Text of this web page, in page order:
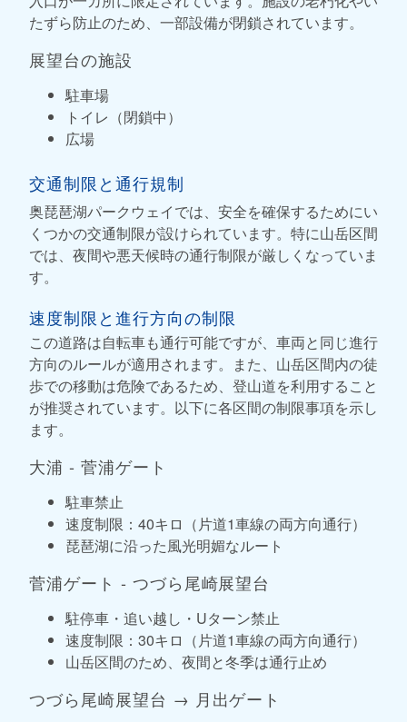
たずら防止のため、一部設備が閉鎖されています。
展望台の施設
駐車場
トイレ（閉鎖中）
広場
交通制限と通行規制
奥琵琶湖パークウェイでは、安全を確保するためにい
くつかの交通制限が設けられています。特に山岳区間
では、夜間や悪天候時の通行制限が厳しくなっていま
す。
速度制限と進行方向の制限
この道路は自転車も通行可能ですが、車両と同じ進行
方向のルールが適用されます。また、山岳区間内の徒
歩での移動は危険であるため、登山道を利用すること
が推奨されています。以下に各区間の制限事項を示し
ます。
大浦 - 菅浦ゲート
駐車禁止
速度制限：40キロ（片道1車線の両方向通行）
琵琶湖に沿った風光明媚なルート
菅浦ゲート - つづら尾崎展望台
駐停車・追い越し・Uターン禁止
速度制限：30キロ（片道1車線の両方向通行）
山岳区間のため、夜間と冬季は通行止め
つづら尾崎展望台 → 月出ゲート